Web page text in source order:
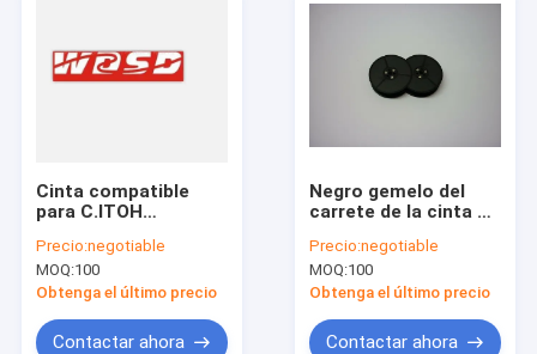
Cinta compatible
para C.ITOH
de nylon negra
Ribbon
Precio:negotiable
MOQ:100
Obtenga el último precio
Contactar ahora
Negro gemelo del
carrete de la cinta de
para la princesa 300
del meteorito de
Adler
Precio:negotiable
MOQ:100
Obtenga el último precio
Contactar ahora